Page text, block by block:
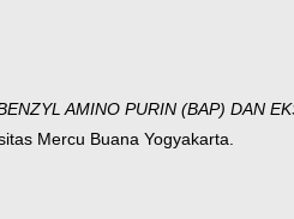
AMINO PURIN (BAP) DAN
Mercu Buana Yogyakarta.